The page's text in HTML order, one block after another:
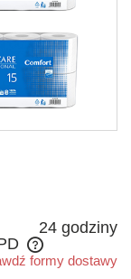
24 godziny
formy dostawy